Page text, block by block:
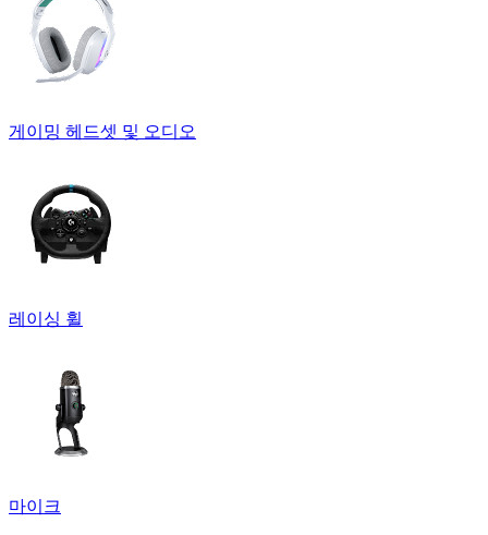
게이밍 헤드셋 및 오디오
레이싱 휠
마이크